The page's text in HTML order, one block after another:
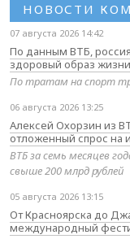
НОВОСТИ
07 августа 2026 14:42
По данным ВТБ,
здоровый образ жизни
По тратам на спорт
06 августа 2026 13:25
Алексей Охорзин из
отложенный спрос на
ВТБ за семь месяцев
свыше 200 млрд рублей
05 августа 2026 13:15
От Красноярска до
международный